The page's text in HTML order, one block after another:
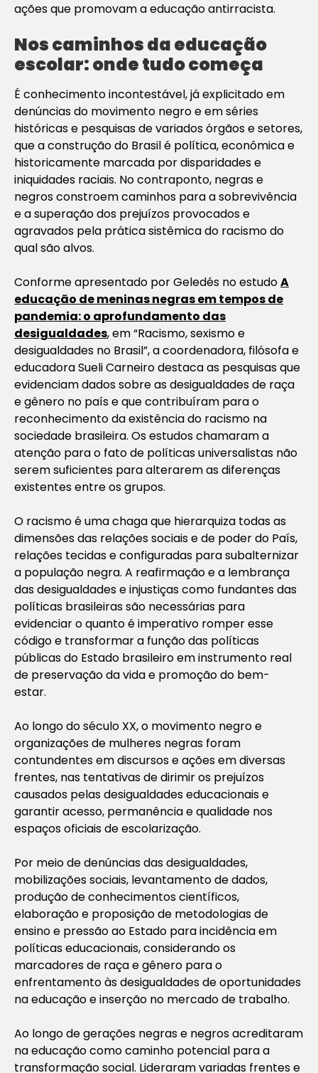
ações que promovam a educação antirracista.
Nos caminhos da educação
escolar: onde tudo começa
É conhecimento incontestável, já explicitado em
denúncias do movimento negro e em séries
históricas e pesquisas de variados órgãos e setores,
que a construção do Brasil é política, econômica e
historicamente marcada por disparidades e
iniquidades raciais. No contraponto, negras e
negros constroem caminhos para a sobrevivência
e a superação dos prejuízos provocados e
agravados pela prática sistêmica do racismo do
qual são alvos.
Conforme apresentado por Geledés no estudoA
educação de meninas negras em tempos de
pandemia: o aprofundamento das
desigualdades,em “Racismo, sexismo e
desigualdades no Brasil”, a coordenadora, filósofa e
educadora Sueli Carneiro destaca as pesquisas que
evidenciam dados sobre as desigualdades de raça
e gênero no país e que contribuíram para o
reconhecimento da existência do racismo na
sociedade brasileira. Os estudos chamaram a
atenção para o fato de políticas universalistas não
serem suficientes para alterarem as diferenças
existentes entre os grupos.
O racismo é uma chaga que hierarquiza todas as
dimensões das relações sociais e de poder do País,
relações tecidas e configuradas para subalternizar
a população negra. A reafirmação e a lembrança
das desigualdades e injustiças como fundantes das
políticas brasileiras são necessárias para
evidenciar o quanto é imperativo romper esse
código e transformar a função das políticas
públicas do Estado brasileiro em instrumento real
de preservação da vida e promoção do bem-
estar.
Ao longo do século XX, o movimento negro e
organizações de mulheres negras foram
contundentes em discursos e ações em diversas
frentes, nas tentativas de dirimir os prejuízos
causados pelas desigualdades educacionais e
garantir acesso, permanência e qualidade nos
espaços oficiais de escolarização.
Por meio de denúncias das desigualdades,
mobilizações sociais, levantamento de dados,
produção de conhecimentos científicos,
elaboração e proposição de metodologias de
ensino e pressão ao Estado para incidência em
políticas educacionais, considerando os
marcadores de raça e gênero para o
enfrentamento às desigualdades de oportunidades
na educação e inserção no mercado de trabalho.
Ao longo de gerações negras e negros acreditaram
na educação como caminho potencial para a
transformação social. Lideraram variadas frentes e